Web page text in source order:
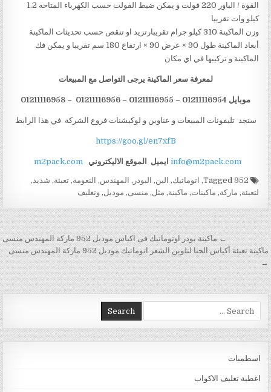
القوة / الباور 220 فولت و يمكن ضبط الفولت حسب الكهرباء المتاحه 1.2
كيلو وات تقريبا
وزن الماكينة 310 كيلو جرام تقريبارتزيد او تنقص حسب تحديثات الماكينة
أبعاد الماكينة طول 90 × عرض 90 × ارتفاع 180 سم تقريبا و يمكن فك
الماكينة و تركيبها في اي مكان
لمعرفة سعر الماكينة يرجى التواصل مع المبيعات
موبايل 01211116954 – 01211116955 – 01211116956 – 01211116958
ستجد تليفونات المبيعات و عناوين و لوكيشنات فروع الشركة في هذا الرابط
https://goo.gl/en7xfB
info@m2pack.com ايميل الموقع الاليكتروني m2pack.com
952
, اتوماتيك, البن, البودر , المهندس, النعومة,تعبئة, شديد,
لتعبئة, ماركة, ماكينات, ماكينة, مثل, منسى, موديل,وتغليف
تصفّح المقالات
← ماكينة بودر اوتوماتيك فى اكياس موديل 952 ماركة المهندس منسى
ماكينة تعبئة أكياس الحنا لتلوين الشعر اتوماتيك موديل 952 ماركة المهندس منسى
→
Search for:
اسطمبات
اغطية تغليف الاكواب